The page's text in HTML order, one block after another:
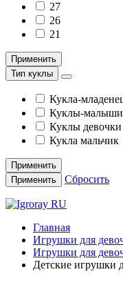
27
26
21
Применить
Тип куклы
Кукла-
Куклы-малыши
Куклы девочки
Кукла мальчик
Применить
Применить
Сбросить
Главная
Игрушки для
Игрушки для
Детские игрушки